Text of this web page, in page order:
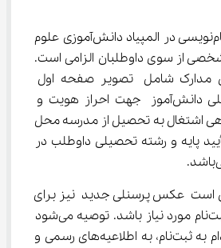
برای تکمیل فرآیند نام‌نویسی در المپیاد دانش‌آموزی علوم
از سوی داوطلبان الزامی است.
مدارک شامل تصویر صفحه اول
شناسنامه و کارت ملی دانش‌آموز جهت احراز هویت و
اشتغال به تحصیل از مدرسه محل
پایه و رشته تحصیلی داوطلب در
است عکس پرسنلی جدید نیز برای
بارگذاری در سامانه ثبت‌نام مورد نیاز باشد. توصیه می‌شود
داوطلبان پیش از اقدام به ثبت‌نام، به اطلاعیه‌های رسمی و